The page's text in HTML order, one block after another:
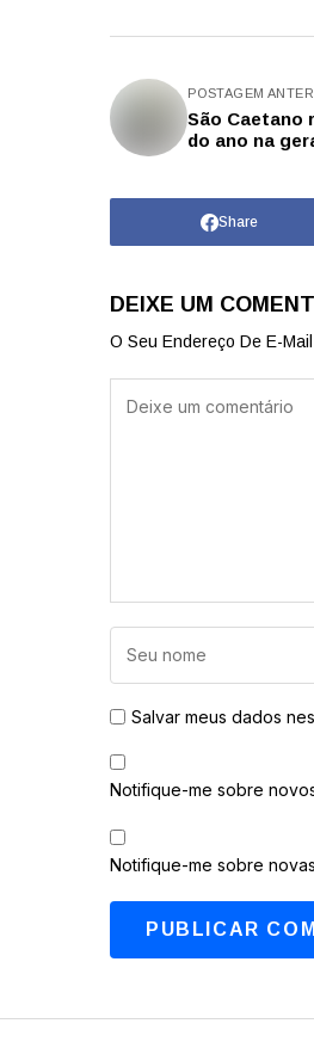
POSTAGEM
São Caetano
do ano na
Share
DEIXE UM
O Seu Endereço De E-
Salvar meus dados
Notifique-me sobre
Notifique-me sobre